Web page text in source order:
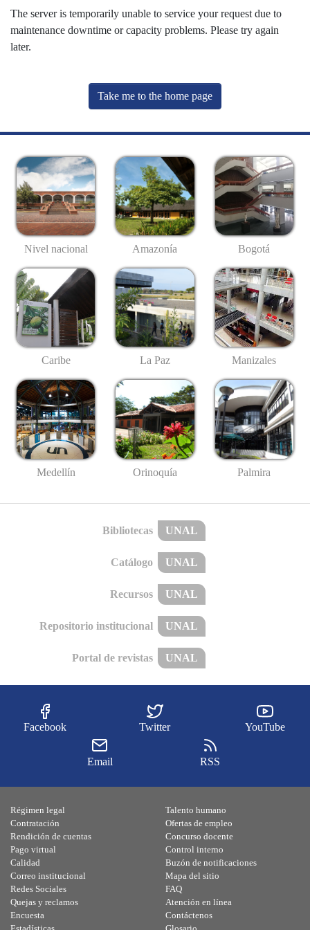
The server is temporarily unable to service your request due to
maintenance downtime or capacity problems. Please try again
later.
Take me to the home page
Nivel nacional Amazonía Bogotá
Caribe La Paz Manizales
Medellín Orinoquía Palmira
Bibliotecas UNAL
Catálogo UNAL
Recursos UNAL
Repositorio institucional UNAL
Portal de revistas UNAL
Facebook Twitter YouTube
Email RSS
Régimen legal
Contratación
Rendición de cuentas
Pago virtual
Calidad
Talento humano
Ofertas de empleo
Concurso docente
Control interno
Buzón de notificaciones
Correo institucional
Redes Sociales
Quejas y reclamos
Encuesta
Mapa del sitio
FAQ
Atención en línea
Contáctenos